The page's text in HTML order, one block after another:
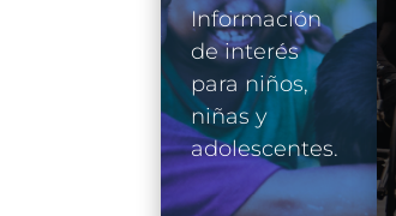
Información
de interés
para niños,
niñas y
adolescentes.